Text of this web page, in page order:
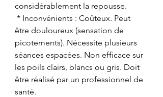
considérablement la repousse.
* Inconvénients : Coûteux. Peut
être douloureux (sensation de
picotements). Nécessite plusieurs
séances espacées. Non efficace sur
les poils clairs, blancs ou gris. Doit
être réalisé par un professionnel de
santé.